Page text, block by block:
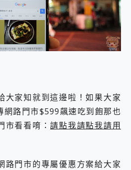
大家知就到這邊啦！如果大家
網路門市$599飆速吃到飽那也
市看看唷：請點我請點我請用
路門市的專屬優惠方案給大家